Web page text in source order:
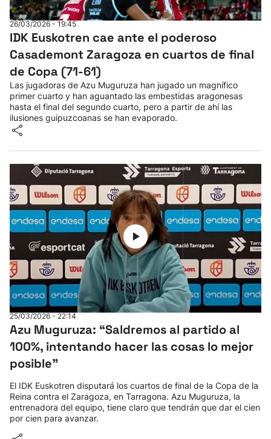
26/03/2026 - 19:45
IDK Euskotren cae ante el poderoso
Casademont Zaragoza en cuartos de final
de Copa (71-61)
Las jugadoras de Azu Muguruza han jugado un magnífico
primer cuarto y han aguantado las embestidas aragonesas
hasta el final del segundo cuarto, pero a partir de ahí las
ilusiones guipuzcoanas se han evaporado.
25/03/2026 - 22:14
Azu Muguruza: “Saldremos al partido al
100%, intentando hacer las cosas lo mejor
posible”
El IDK Euskotren disputará los cuartos de final de la Copa de la
Reina contra el Zaragoza, en Tarragona. Azu Muguruza, la
entrenadora del equipo, tiene claro que tendrán que dar el cien
por cien para avanzar.